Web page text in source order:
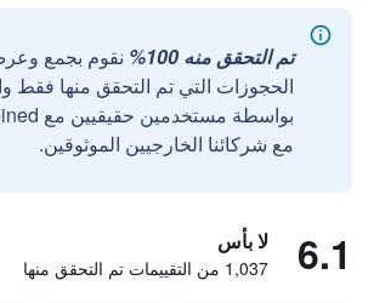
تم التحقق منه 100%
نقوم بجمع
الحجوزات التي تم التحقق منها فقط
مع شركائنا الخارجيين الموثوقين.
6.1 لا بأس
1,037 من التقييمات تم التحقق منها